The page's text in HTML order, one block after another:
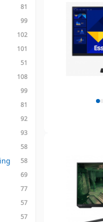
81
99
102
101
51
108
99
81
92
93
58
58
69
77
57
57